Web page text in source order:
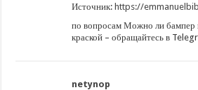
Источник:https://
по вопросам Можно ли бампер
краской – обращайтесь в
netynop